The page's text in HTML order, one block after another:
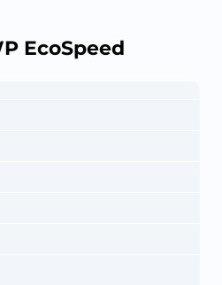
EcoSpeed